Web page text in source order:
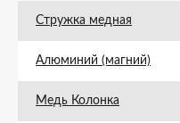
Стружка медная
Алюминий (магний)
Медь Колонка